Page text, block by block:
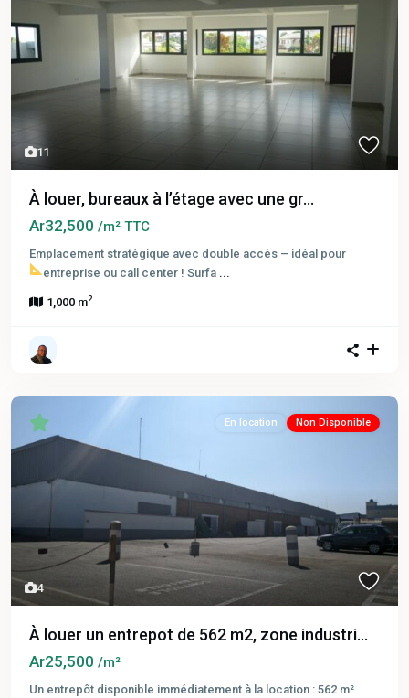
11
À louer, bureaux à l’étage avec une gr...
Ar32,500 /m² TTC
Emplacement stratégique avec double accès – idéal pour
entreprise ou call center ! Surfa ...
1,000 m2
4
En location Non Disponible
À louer un entrepot de 562 m2, zone industri...
Ar25,500 /m²
Un entrepôt disponible immédiatement à la location : 562 m²